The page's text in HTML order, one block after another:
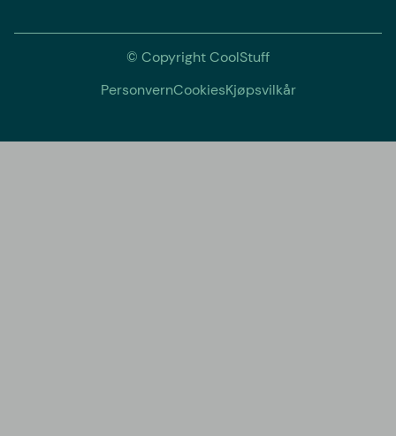
© Copyright CoolStuff
PersonvernCookiesKjøpsvilkår